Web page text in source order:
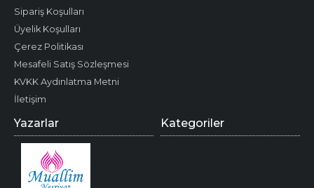
Sipariş Koşulları
Üyelik Koşulları
Çerez Politikası
Mesafeli Satış Sözleşmesi
KVKK Aydınlatma Metni
İletişim
Yazarlar Kategoriler